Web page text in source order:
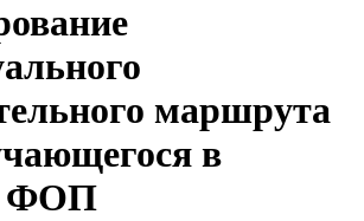
маршрута
в
ФОП